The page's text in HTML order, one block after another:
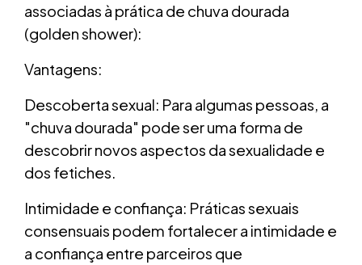
associadas à prática de chuva dourada
(golden shower):
Vantagens:
Descoberta sexual: Para algumas pessoas, a
"chuva dourada" pode ser uma forma de
descobrir novos aspectos da sexualidade e
dos fetiches.
Intimidade e confiança: Práticas sexuais
consensuais podem fortalecer a intimidade e
a confiança entre parceiros que